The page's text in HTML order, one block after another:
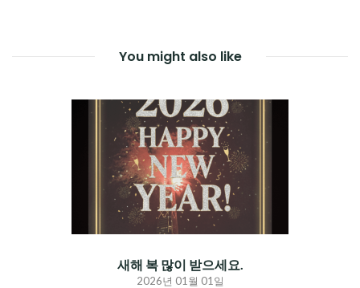
You might also like
새해 복 많이 받으세요.
2026년 01월 01일